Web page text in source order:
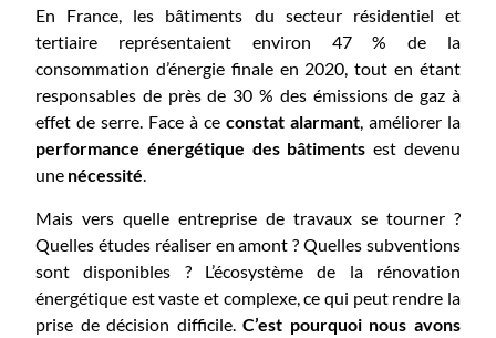
En France, les bâtiments du secteur résidentiel et
tertiaire représentaient environ 47 % de la
consommation d’énergie finale en 2020, tout en étant
responsables de près de 30 % des émissions de gaz à
effet de serre. Face à ce constat alarmant, améliorer la
performance énergétique des bâtiments est devenu
une nécessité.
Mais vers quelle entreprise de travaux se tourner ?
Quelles études réaliser en amont ? Quelles subventions
sont disponibles ? L’écosystème de la rénovation
énergétique est vaste et complexe, ce qui peut rendre la
prise de décision difficile.C’est pourquoi nous avons